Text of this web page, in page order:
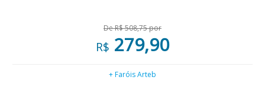
De R$ 508,75 por
R$ 279,90
+ Faróis Arteb